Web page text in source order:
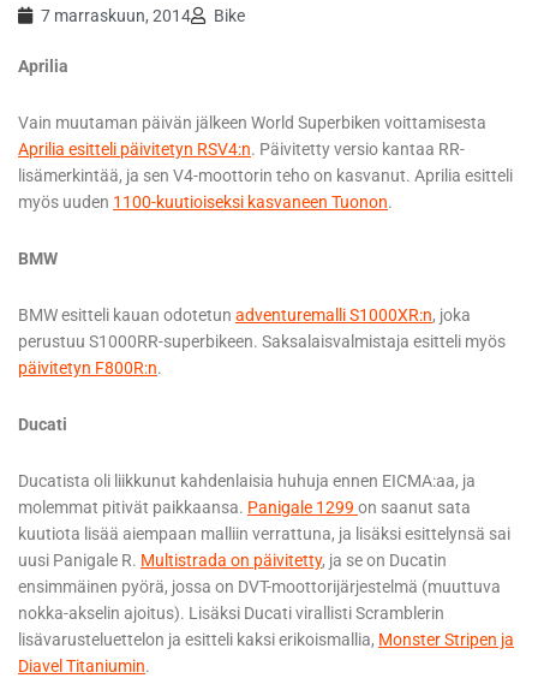
7 marraskuun, 2014 Bike
Aprilia
Vain muutaman päivän jälkeen World Superbiken voittamisesta
Aprilia esitteli päivitetyn RSV4:n. Päivitetty versio kantaa RR-
lisämerkintää, ja sen V4-moottorin teho on kasvanut. Aprilia esitteli
myös uuden 1100-kuutioiseksi kasvaneen Tuonon.
BMW
BMW esitteli kauan odotetun adventuremalli S1000XR:n, joka
perustuu S1000RR-superbikeen. Saksalaisvalmistaja esitteli myös
päivitetyn F800R:n.
Ducati
Ducatista oli liikkunut kahdenlaisia huhuja ennen EICMA:aa, ja
molemmat pitivät paikkaansa. Panigale 1299 on saanut sata
kuutiota lisää aiempaan malliin verrattuna, ja lisäksi esittelynsä sai
uusi Panigale R. Multistrada on päivitetty, ja se on Ducatin
ensimmäinen pyörä, jossa on DVT-moottorijärjestelmä (muuttuva
nokka-akselin ajoitus). Lisäksi Ducati virallisti Scramblerin
lisävarusteluettelon ja esitteli kaksi erikoismallia, Monster Stripen ja
Diavel Titaniumin.